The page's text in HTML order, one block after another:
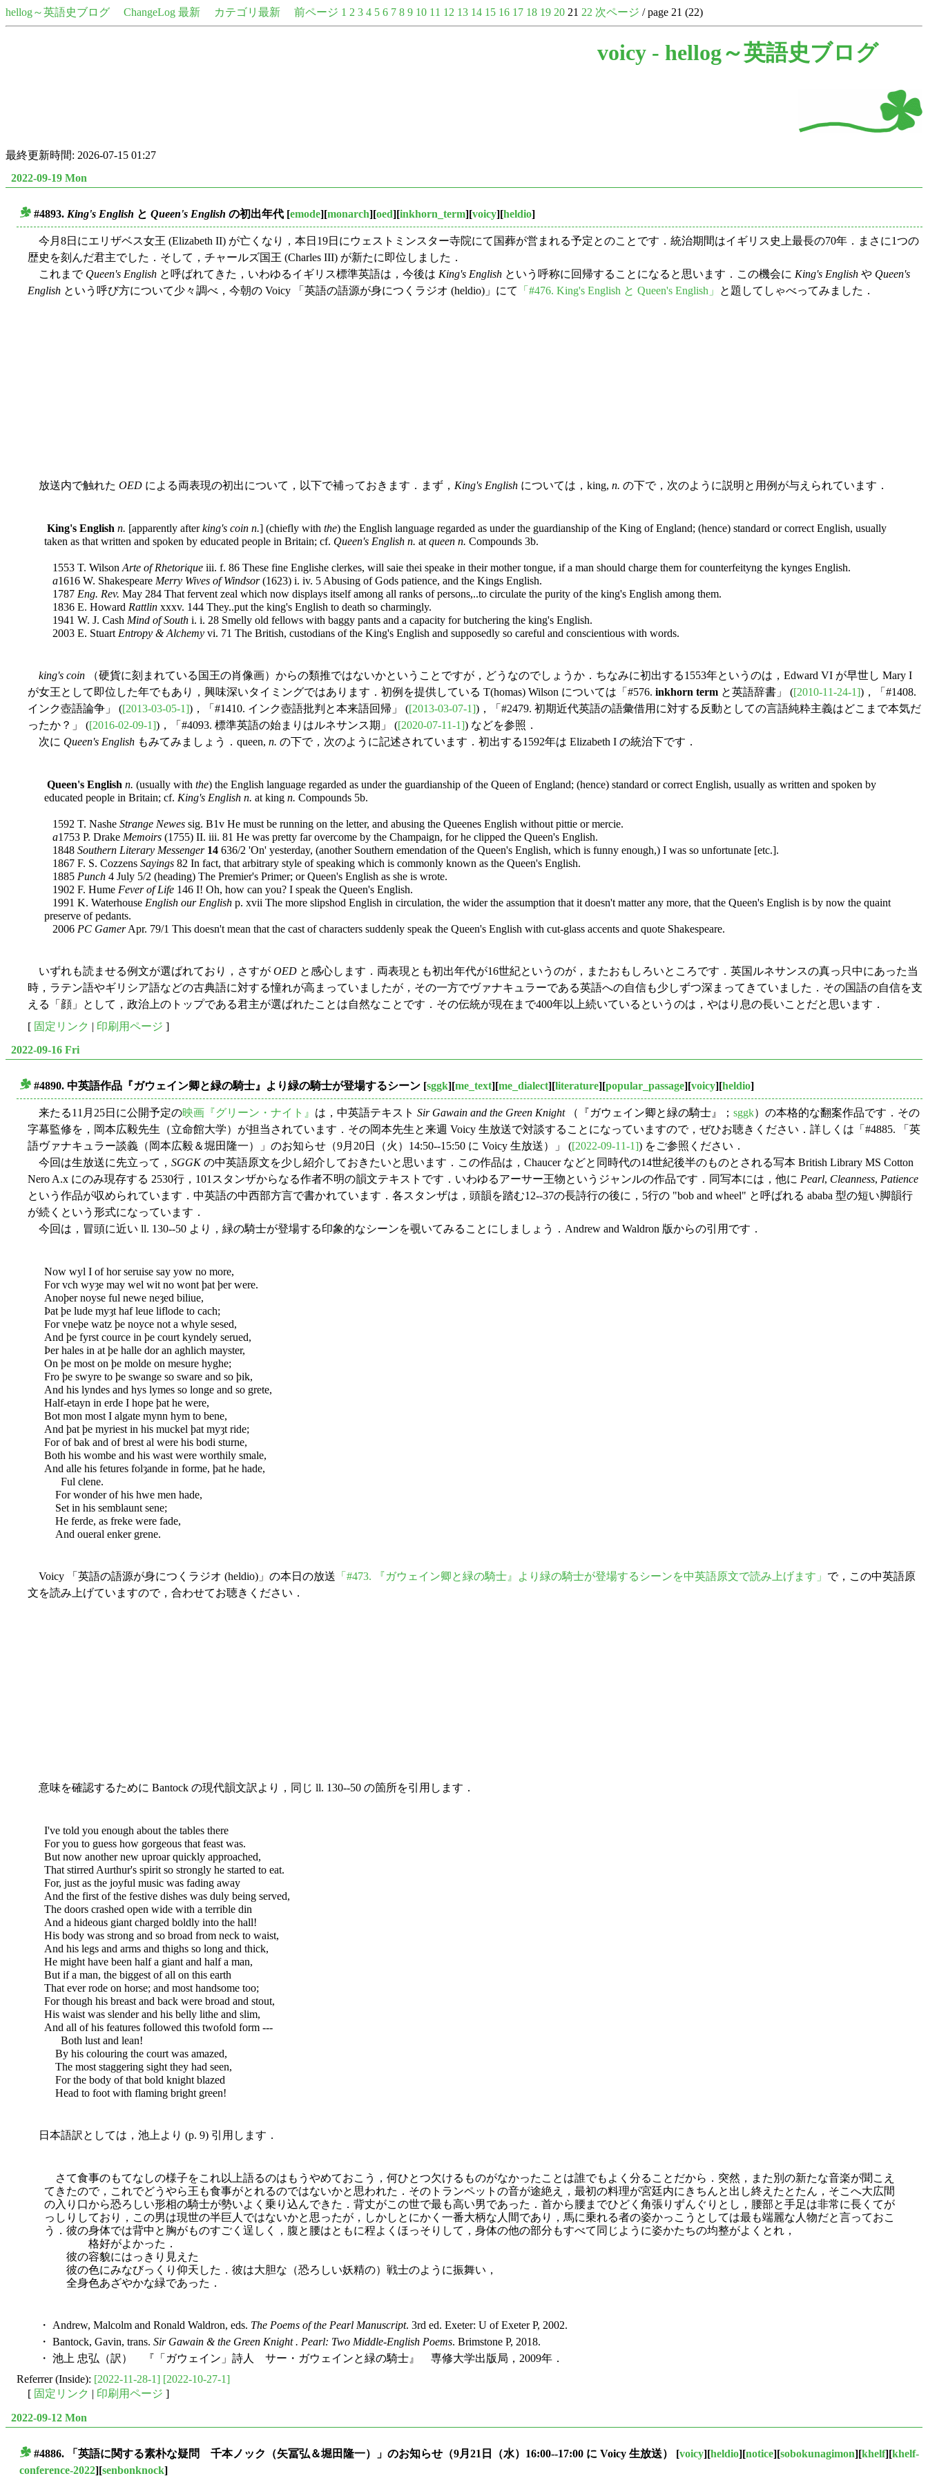
hellog～英語史ブログ ChangeLog 最新 カテゴリ最新 前ページ 1 2 3 4 5 6 7 8 9 10 11 12 13 14 15 16 17 18 19 20 21 22 次ページ / page 21 (22)
voicy - hellog～英語史ブログ
最終更新時間: 2026-07-15 01:27
2022-09-19 Mon
#4893. King's English と Queen's English の初出年代 [emode][monarch][oed][inkhorn_term][voicy][heldio]
今月8日にエリザベス女王 (Elizabeth II) が亡くなり，本日19日にウェストミンスター寺院にて国葬が営まれる予定とのことです．統治期間はイギリス史上最長の70年．まさに1つの
歴史を刻んだ君主でした．そして，チャールズ国王 (Charles III) が新たに即位しました．
これまで Queen's English と呼ばれてきた，いわゆるイギリス標準英語は，今後は King's English という呼称に回帰することになると思います．この機会に King's English や Queen's
English という呼び方について少々調べ，今朝の Voicy 「英語の語源が身につくラジオ (heldio)」にて 「#476. King's English と Queen's English」 と題してしゃべってみました．
放送内で触れた OED による両表現の初出について，以下で補っておきます．まず， King's English については，king, n. の下で，次のように説明と用例が与えられています．
King's English n. [apparently afterking's coin n.] (chiefly with the) the English language regarded as under the guardianship of the King of England; (hence) standard or correct English, usually
taken as that written and spoken by educated people in Britain; cf. Queen's English n. at queen n. Compounds 3b.
1553 T. Wilson Arte of Rhetorique iii. f. 86 These fine Englishe clerkes, will saie thei speake in their mother tongue, if a man should charge them for counterfeityng the kynges English.
a1616 W. Shakespeare Merry Wives of Windsor(1623) i. iv. 5 Abusing of Gods patience, and the Kings English.
1787 Eng. Rev. May 284 That fervent zeal which now displays itself among all ranks of persons,..to circulate the purity of the king's English among them.
1836 E. Howard Rattlin xxxv. 144 They..put the king's English to death so charmingly.
1941 W. J. Cash Mind of South i. i. 28 Smelly old fellows with baggy pants and a capacity for butchering the king's English.
2003 E. Stuart Entropy & Alchemy vi. 71 The British, custodians of the King's English and supposedly so careful and conscientious with words.
king's coin （硬貨に刻まれている国王の肖像画）からの類推ではないかということですが，どうなのでしょうか．ちなみに初出する1553年というのは，Edward VI が早世し Mary I
が女王として即位した年でもあり，興味深いタイミングではあります．初例を提供している T(homas) Wilson については「#576. inkhorn term と英語辞書」 ([2010-11-24-1])，「#1408.
インク壺語論争」 ([2013-03-05-1])，「#1410. インク壺語批判と本来語回帰」 ([2013-03-07-1])，「#2479. 初期近代英語の語彙借用に対する反動としての言語純粋主義はどこまで本気だ
ったか？」 ([2016-02-09-1])，「#4093. 標準英語の始まりはルネサンス期」 ([2020-07-11-1]) などを参照．
次に Queen's English もみてみましょう．queen, n. の下で，次のように記述されています．初出する1592年は Elizabeth I の統治下です．
Queen's English n. (usually with the) the English language regarded as under the guardianship of the Queen of England; (hence) standard or correct English, usually as written and spoken by
educated people in Britain; cf. King's English n. at king n. Compounds 5b.
1592 T. Nashe Strange Newes sig. B1v He must be running on the letter, and abusing the Queenes English without pittie or mercie.
a1753 P. Drake Memoirs (1755) II. iii. 81 He was pretty far overcome by the Champaign, for he clipped the Queen's English.
1848 Southern Literary Messenger 14 636/2 'On' yesterday, (another Southern emendation of the Queen's English, which is funny enough,) I was so unfortunate [etc.].
1867 F. S. Cozzens Sayings 82 In fact, that arbitrary style of speaking which is commonly known as the Queen's English.
1885 Punch 4 July 5/2 (heading) The Premier's Primer; or Queen's English as she is wrote.
1902 F. Hume Fever of Life 146 I! Oh, how can you? I speak the Queen's English.
1991 K. Waterhouse English our English p. xvii The more slipshod English in circulation, the wider the assumption that it doesn't matter any more, that the Queen's English is by now the quaint
preserve of pedants.
2006 PC GamerApr. 79/1 This doesn't mean that the cast of characters suddenly speak the Queen's English with cut-glass accents and quote Shakespeare.
いずれも読ませる例文が選ばれており，さすが OED と感心します．両表現とも初出年代が16世紀というのが，またおもしろいところです．英国ルネサンスの真っ只中にあった当
時，ラテン語やギリシア語などの古典語に対する憧れが高まっていましたが，その一方でヴァナキュラーである英語への自信も少しずつ深まってきていました．その国語の自信を支
える「顔」として，政治上のトップである君主が選ばれたことは自然なことです．その伝統が現在まで400年以上続いているというのは，やはり息の長いことだと思います．
[ 固定リンク | 印刷用ページ ]
2022-09-16 Fri
#4890. 中英語作品『ガウェイン卿と緑の騎士』より緑の騎士が登場するシーン [sggk][me_text][me_dialect][literature][popular_passage][voicy][heldio]
来たる11月25日に公開予定の映画『グリーン・ナイト』 は，中英語テキスト Sir Gawain and the Green Knight（『ガウェイン卿と緑の騎士』； sggk）の本格的な翻案作品です．その
字幕監修を，岡本広毅先生（立命館大学）が担当されています．その岡本先生と来週 Voicy 生放送で対談することになっていますので，ぜひお聴きください．詳しくは「#4885. 「英
語ヴァナキュラー談義（岡本広毅＆堀田隆一）」のお知らせ（9月20日（火）14:50--15:50 に Voicy 生放送）」 ([2022-09-11-1]) をご参照ください．
今回は生放送に先立って， SGGKの中英語原文を少し紹介しておきたいと思います．この作品は，Chaucer などと同時代の14世紀後半のものとされる写本 British Library MS Cotton
Nero A.x にのみ現存する 2530行，101スタンザからなる作者不明の韻文テキストです．いわゆるアーサー王物というジャンルの作品です．同写本には，他に Pearl, Cleanness, Patience
という作品が収められています．中英語の中西部方言で書かれています．各スタンザは，頭韻を踏む12--37の長詩行の後に，5行の "bob and wheel" と呼ばれる ababa 型の短い脚韻行
が続くという形式になっています．
今回は，冒頭に近い ll. 130--50 より，緑の騎士が登場する印象的なシーンを覗いてみることにしましょう．Andrew and Waldron 版からの引用です．
Now wyl I of hor seruise say yow no more,
For vch wyȝe may wel wit no wont þat þer were.
Anoþer noyse ful newe neȝed biliue,
Þat þe lude myȝt haf leue liflode to cach;
For vneþe watz þe noyce not a whyle sesed,
And þe fyrst cource in þe court kyndely serued,
Þer hales in at þe halle dor an aghlich mayster,
On þe most on þe molde on mesure hyghe;
Fro þe swyre to þe swange so sware and so þik,
And his lyndes and hys lymes so longe and so grete,
Half-etayn in erde I hope þat he were,
Bot mon most I algate mynn hym to bene,
And þat þe myriest in his muckel þat myȝt ride;
For of bak and of brest al were his bodi sturne,
Both his wombe and his wast were worthily smale,
And alle his fetures folȝande in forme, þat he hade,
Ful clene.
For wonder of his hwe men hade,
Set in his semblaunt sene;
He ferde, as freke were fade,
And oueral enker grene.
Voicy 「英語の語源が身につくラジオ (heldio)」の本日の放送 「#473. 『ガウェイン卿と緑の騎士』より緑の騎士が登場するシーンを中英語原文で読み上げます」 で，この中英語原
文を読み上げていますので，合わせてお聴きください．
意味を確認するために Bantock の現代韻文訳より，同じ ll. 130--50 の箇所を引用します．
I've told you enough about the tables there
For you to guess how gorgeous that feast was.
But now another new uproar quickly approached,
That stirred Aurthur's spirit so strongly he started to eat.
For, just as the joyful music was fading away
And the first of the festive dishes was duly being served,
The doors crashed open wide with a terrible din
And a hideous giant charged boldly into the hall!
His body was strong and so broad from neck to waist,
And his legs and arms and thighs so long and thick,
He might have been half a giant and half a man,
But if a man, the biggest of all on this earth
That ever rode on horse; and most handsome too;
For though his breast and back were broad and stout,
His waist was slender and his belly lithe and slim,
And all of his features followed this twofold form ---
Both lust and lean!
By his colouring the court was amazed,
The most staggering sight they had seen,
For the body of that bold knight blazed
Head to foot with flaming bright green!
日本語訳としては，池上より (p. 9) 引用します．
さて食事のもてなしの様子をこれ以上語るのはもうやめておこう，何ひとつ欠けるものがなかったことは誰でもよく分ることだから．突然，また別の新たな音楽が聞こえ
てきたので，これでどうやら王も食事がとれるのではないかと思われた．そのトランペットの音が途絶え，最初の料理が宮廷内にきちんと出し終えたとたん，そこへ大広間
の入り口から恐ろしい形相の騎士が勢いよく乗り込んできた．背丈がこの世で最も高い男であった．首から腰までひどく角張りずんぐりとし，腰部と手足は非常に長くてが
っしりしており，この男は現世の半巨人ではないかと思ったが，しかしとにかく一番大柄な人間であり，馬に乗れる者の姿かっこうとしては最も端麗な人物だと言っておこ
う．彼の身体では背中と胸がものすごく逞しく，腹と腰はともに程よくほっそりして，身体の他の部分もすべて同じように姿かたちの均整がよくとれ，
格好がよかった．
彼の容貌にはっきり見えた
彼の色にみなびっくり仰天した．彼は大胆な（恐ろしい妖精の）戦士のように振舞い，
全身色あざやかな緑であった．
・ Andrew, Malcolm and Ronald Waldron, eds. The Poems of the Pearl Manuscript. 3rd ed. Exeter: U of Exeter P, 2002.
・ Bantock, Gavin, trans. Sir Gawain & the Green Knight . Pearl: Two Middle-English Poems. Brimstone P, 2018.
・ 池上 忠弘（訳） 『「ガウェイン」詩人 サー・ガウェインと緑の騎士』 専修大学出版局，2009年．
Referrer (Inside): [2022-11-28-1] [2022-10-27-1]
[ 固定リンク | 印刷用ページ ]
2022-09-12 Mon
#4886. 「英語に関する素朴な疑問 千本ノック（矢冨弘＆堀田隆一）」のお知らせ（9月21日（水）16:00--17:00 に Voicy 生放送） [voicy][heldio][notice][sobokunagimon][khelf][khelf-
conference-2022][senbonknock]